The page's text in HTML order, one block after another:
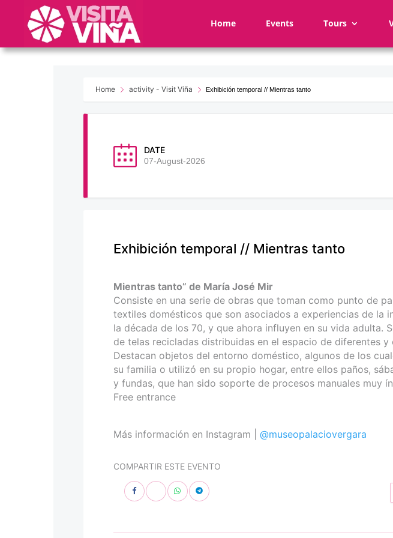
web
Home Events Tours
Home activity - Visit Viña Exhibición temporal // Mientras tanto
DATE
07-August-2026
Exhibición temporal // Mientras tanto
Mientras tanto” de María José Mir
Consiste en una serie de obras que toman como punto de
textiles domésticos que son asociados a experiencias de la
la década de los 70, y que ahora influyen en su vida adulta.
de telas recicladas distribuidas en el espacio de diferentes y
Destacan objetos del entorno doméstico, algunos de los
su familia o utilizó en su propio hogar, entre ellos paños,
y fundas, que han sido soporte de procesos manuales muy
Free entrance
Más información en Instagram | @museopalaciovergara
COMPARTIR ESTE EVENTO